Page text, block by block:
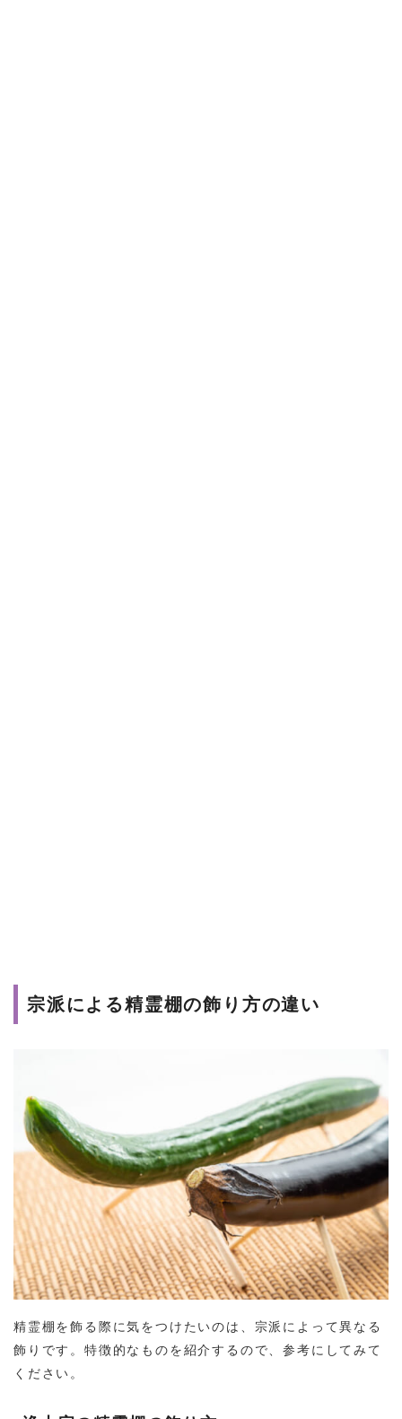
宗派による精霊棚の飾り方の違い
精霊棚を飾る際に気をつけたいのは、宗派によって異なる
飾りです。特徴的なものを紹介するので、参考にしてみて
ください。